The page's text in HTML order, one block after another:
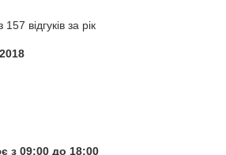
відгуків за рік
з 09:00 до 18:00